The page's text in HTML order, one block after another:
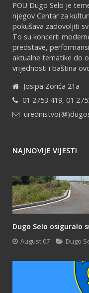
POU Dugo Selo je
njegov Centar za
pokušava zadovoljiti
To su koncerti
predstave,
aktualne tematike do
vrijednosti i baština
Josipa Zorića 21a
01 2753 419, 01
NAJNOVIJE VIJESTI
Dugo Selo osiguralo
August 07 Dugo